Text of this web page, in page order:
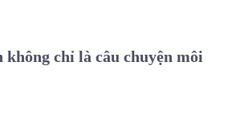
không chỉ là câu chuyện môi